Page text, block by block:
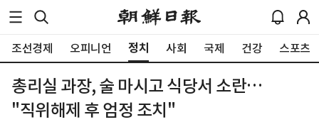
조선경제 오피니언 정치 사회 국제 건강 스포츠
총리실 과장, 술 마시고 식당서 소란…
"직위해제 후 엄정 조치"